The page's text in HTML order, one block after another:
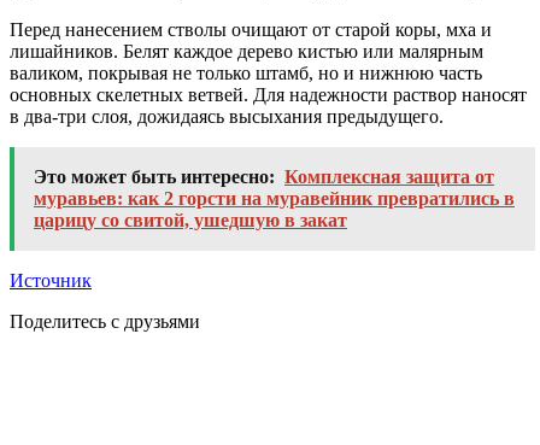
Перед нанесением стволы очищают от старой коры, мха и
лишайников. Белят каждое дерево кистью или малярным
валиком, покрывая не только штамб, но и нижнюю часть
основных скелетных ветвей. Для надежности раствор наносят
в два-три слоя, дожидаясь высыхания предыдущего.
Это может быть интересно: Комплексная защита от
муравьев: как 2 горсти на муравейник превратились в
царицу со свитой, ушедшую в закат
Источник
Поделитесь с друзьями